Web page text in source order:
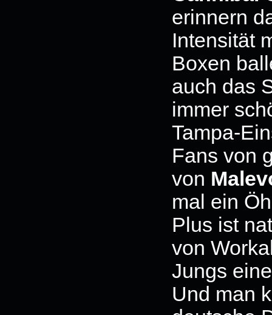
erinnern
Intensität
Boxen
auch das
immer
Tampa-
Fans von
von
mal ein
Plus ist
von
Jungs
Und man